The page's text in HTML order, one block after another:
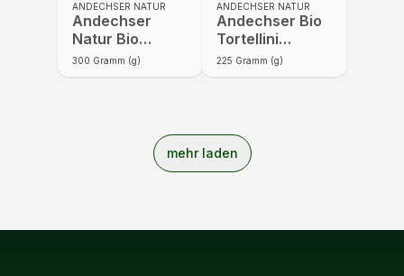
ANDECHSER NATUR
Andechser
Natur Bio
Gnocchi 300g
300 Gramm (g)
ANDECHSER NATUR
Andechser Bio
Tortellini
Ziegenkäse-
Thymian 225g
225 Gramm (g)
mehr laden